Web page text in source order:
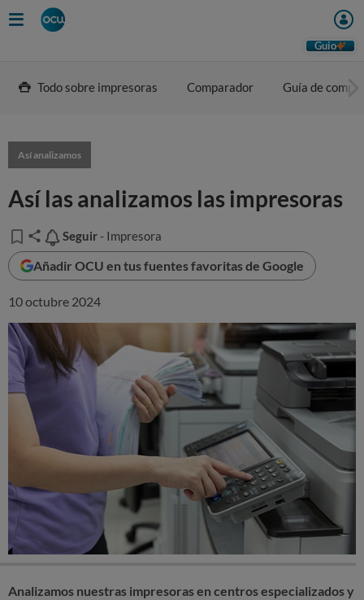
Guio
Todo sobre impresoras Comparador Guía de
Así analizamos
Así las analizamos las impresoras
Seguir
Seguir - Impresora
Añadir OCU en tus fuentes favoritas de Google
10 octubre 2024
Analizamos nuestras impresoras en centros especializados y